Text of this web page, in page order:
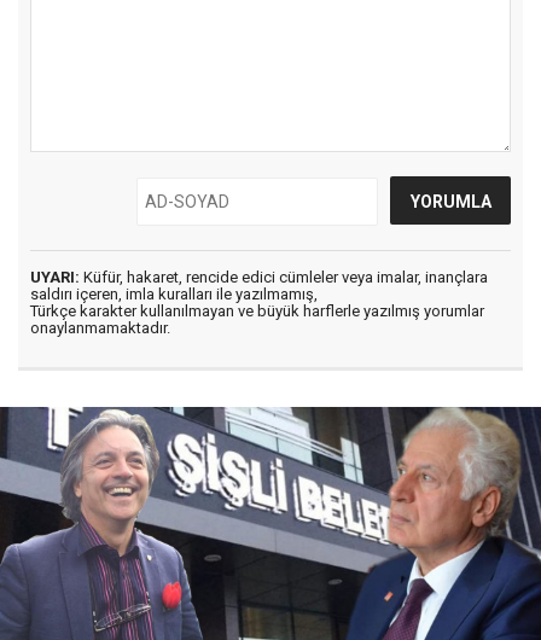
UYARI: Küfür, hakaret, rencide edici cümleler veya imalar, inançlara
saldırı içeren, imla kuralları ile yazılmamış,
Türkçe karakter kullanılmayan ve büyük harflerle yazılmış yorumlar
onaylanmamaktadır.